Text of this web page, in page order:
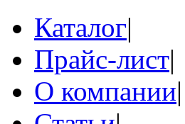
Каталог|
Прайс-лист|
О компании|